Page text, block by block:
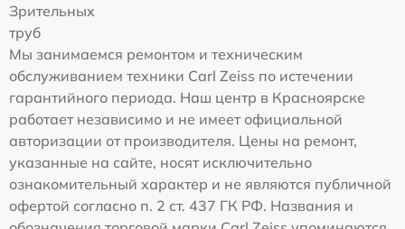
Зрительных
труб
Мы занимаемся ремонтом и техническим
обслуживанием техники Carl Zeiss по истечении
гарантийного периода. Наш центр в Красноярске
работает независимо и не имеет официальной
авторизации от производителя. Цены на ремонт,
указанные на сайте, носят исключительно
ознакомительный характер и не являются публичной
офертой согласно п. 2 ст. 437 ГК РФ. Названия и